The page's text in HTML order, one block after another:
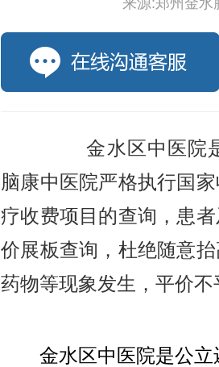
金水区中医院是
脑康中医院严格执行国
疗收费项目的查询，患
价展板查询，杜绝随意
药物等现象发生，平价
金水区中医院是公立